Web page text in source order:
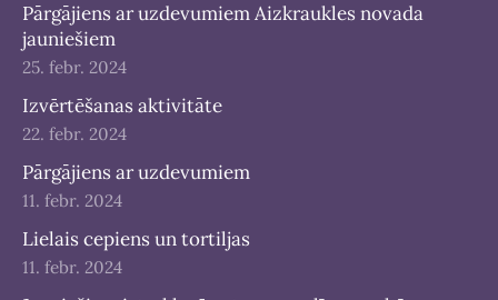
Pārgājiens ar uzdevumiem Aizkraukles novada
jauniešiem
25. febr. 2024
Izvērtēšanas aktivitāte
22. febr. 2024
Pārgājiens ar uzdevumiem
11. febr. 2024
Lielais cepiens un tortiljas
11. febr. 2024